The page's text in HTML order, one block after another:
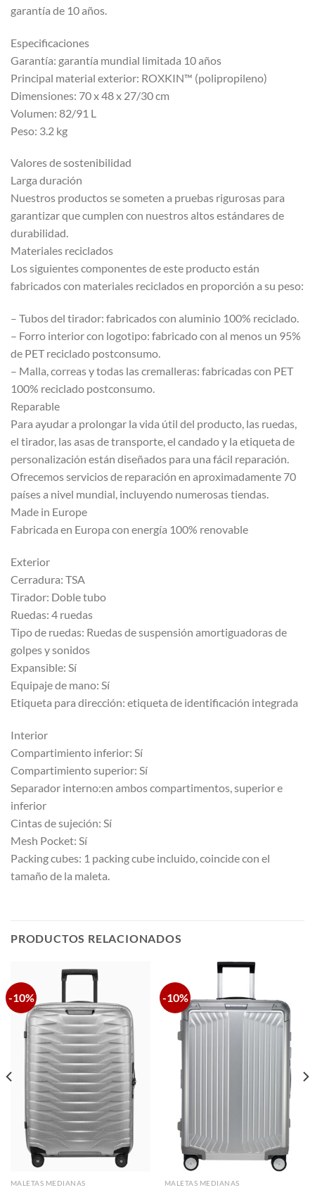
garantía de 10 años.
Especificaciones
Garantía: garantía mundial limitada 10 años
Principal material exterior: ROXKIN™ (polipropileno)
Dimensiones: 70 x 48 x 27/30 cm
Volumen: 82/91 L
Peso: 3.2 kg
Valores de sostenibilidad
Larga duración
Nuestros productos se someten a pruebas rigurosas para
garantizar que cumplen con nuestros altos estándares de
durabilidad.
Materiales reciclados
Los siguientes componentes de este producto están
fabricados con materiales reciclados en proporción a su peso:
– Tubos del tirador: fabricados con aluminio 100% reciclado.
– Forro interior con logotipo: fabricado con al menos un 95%
de PET reciclado postconsumo.
– Malla, correas y todas las cremalleras: fabricadas con PET
100% reciclado postconsumo.
Reparable
Para ayudar a prolongar la vida útil del producto, las ruedas,
el tirador, las asas de transporte, el candado y la etiqueta de
personalización están diseñados para una fácil reparación.
Ofrecemos servicios de reparación en aproximadamente 70
países a nivel mundial, incluyendo numerosas tiendas.
Made in Europe
Fabricada en Europa con energía 100% renovable
Exterior
Cerradura: TSA
Tirador: Doble tubo
Ruedas: 4 ruedas
Tipo de ruedas: Ruedas de suspensión amortiguadoras de
golpes y sonidos
Expansible: Sí
Equipaje de mano: Sí
Etiqueta para dirección: etiqueta de identificación integrada
Interior
Compartimiento inferior: Sí
Compartimiento superior: Sí
Separador interno:en ambos compartimentos, superior e
inferior
Cintas de sujeción: Sí
Mesh Pocket: Sí
Packing cubes: 1 packing cube incluido, coincide con el
tamaño de la maleta.
PRODUCTOS RELACIONADOS
-10%
MALETAS MEDIANAS
-10%
MALETAS MEDIANAS